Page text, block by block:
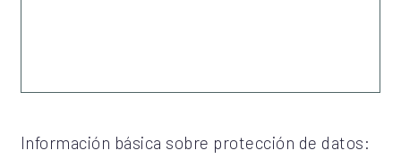
Información básica sobre protección de datos: